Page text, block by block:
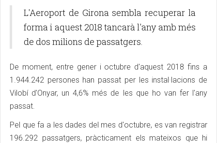
L'Aeroport de Girona sembla recuperar la
forma i aquest 2018 tancarà l'any amb més
de dos milions de passatgers.
De moment, entre gener i octubre d'aquest 2018 fins a
1.944.242 persones han passat per les instal·lacions de
Vilobí d'Onyar, un 4,6% més de les que ho van fer l'any
passat.
Pel que fa a les dades del mes d'octubre, es van registrar
196.292 passatgers, pràcticament els mateixos que hi